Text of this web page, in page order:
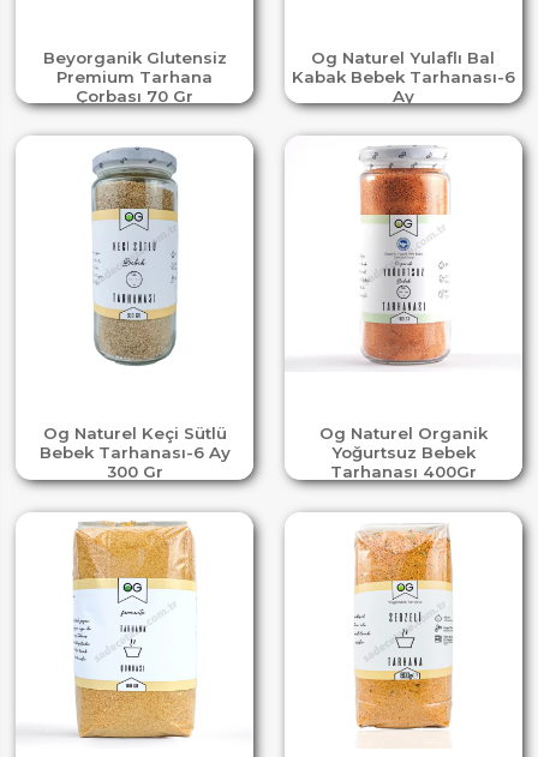
Beyorganik Glutensiz
Premium Tarhana
Çorbası 70 Gr
Og Naturel Yulaflı Bal
Kabak Bebek Tarhanası-6
Ay
Og Naturel Keçi Sütlü
Bebek Tarhanası-6 Ay
300 Gr
Og Naturel Organik
Yoğurtsuz Bebek
Tarhanası 400Gr